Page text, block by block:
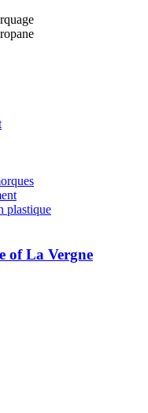
plastique
of La Vergne